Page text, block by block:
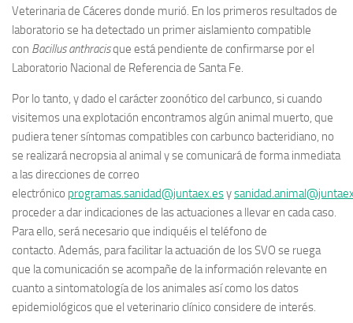
Veterinaria de Cáceres donde murió. En los primeros resultados de
laboratorio se ha detectado un primer aislamiento compatible
con Bacillus anthracisque está pendiente de confirmarse por el
Laboratorio Nacional de Referencia de Santa Fe.
Por lo tanto, y dado el carácter zoonótico del carbunco, si cuando
visitemos una explotación encontramos algún animal muerto, que
pudiera tener síntomas compatibles con carbunco bacteridiano, no
se realizará necropsia al animal y se comunicará de forma inmediata
a las direcciones de correo
electrónico programas.sanidad@juntaex.esy
proceder a dar indicaciones de las actuaciones a llevar en cada caso.
Para ello, será necesario que indiquéis el teléfono de
contacto. Además, para facilitar la actuación de los SVO se ruega
que la comunicación se acompañe de la información relevante en
cuanto a sintomatología de los animales así como los datos
epidemiológicos que el veterinario clínico considere de interés.